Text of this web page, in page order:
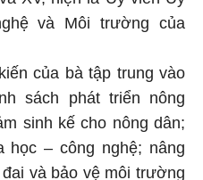
và Môi trường của
của bà tập trung vào
sách phát triển nông
sinh kế cho nông dân;
học – công nghệ; nâng
và bảo vệ môi trường